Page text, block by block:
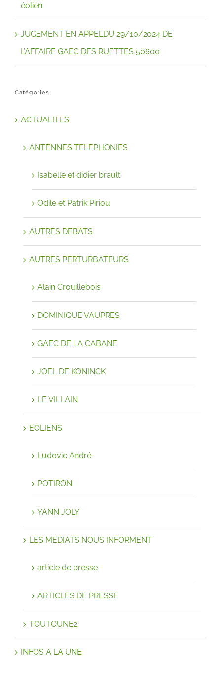
éolien
JUGEMENT EN APPELDU 29/10/2024 DE
L’AFFAIRE GAEC DES RUETTES 50600
Catégories
ACTUALITES
ANTENNES TELEPHONIES
Isabelle et didier brault
Odile et Patrik Piriou
AUTRES DEBATS
AUTRES PERTURBATEURS
Alain Crouillebois
DOMINIQUE VAUPRES
GAEC DE LA CABANE
JOEL DE KONINCK
LE VILLAIN
EOLIENS
Ludovic André
POTIRON
YANN JOLY
LES MEDIATS NOUS INFORMENT
article de presse
ARTICLES DE PRESSE
TOUTOUNE2
INFOS A LA UNE